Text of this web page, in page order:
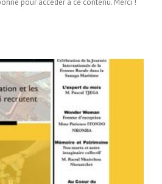
pour accéder à ce contenu. Merci !